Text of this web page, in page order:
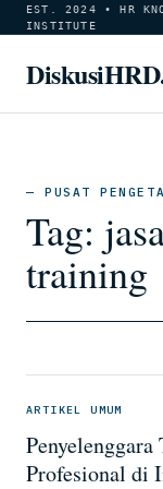
EST. 2024 • HR
INSTITUTE
— PUSAT
Tag:
training
ARTIKEL UMUM
Profesional di